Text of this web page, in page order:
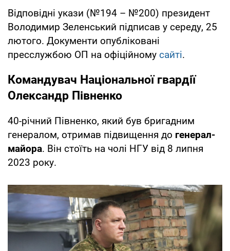
Відповідні укази (№194 – №200) президент
Володимир Зеленський підписав у середу, 25
лютого. Документи опубліковані
пресслужбою ОП на офіційному сайті.
Командувач Національної гвардії
Олександр Півненко
40-річний Півненко, який був бригадним
генералом, отримав підвищення до генерал-
майора. Він стоїть на чолі НГУ від 8 липня
2023 року.